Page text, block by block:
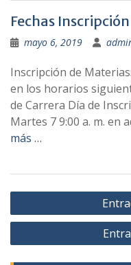
Fechas
mayo 6, 2019
Inscripción de
en los horarios
de Carrera Día de
Martes 7 9:00 a. m. en
más …
Navegación
de